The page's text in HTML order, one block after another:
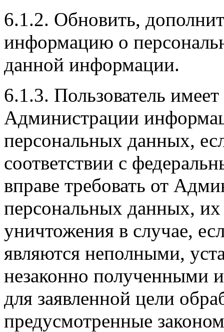
6.1.2. Обновить,
информацию о
данной информации.
6.1.3. Пользователь
Администрации
персональных данных,
соответствии с
вправе требовать от
персональных данных,
уничтожения в случае,
являются неполными,
незаконно полученными
для заявленной цели
предусмотренные